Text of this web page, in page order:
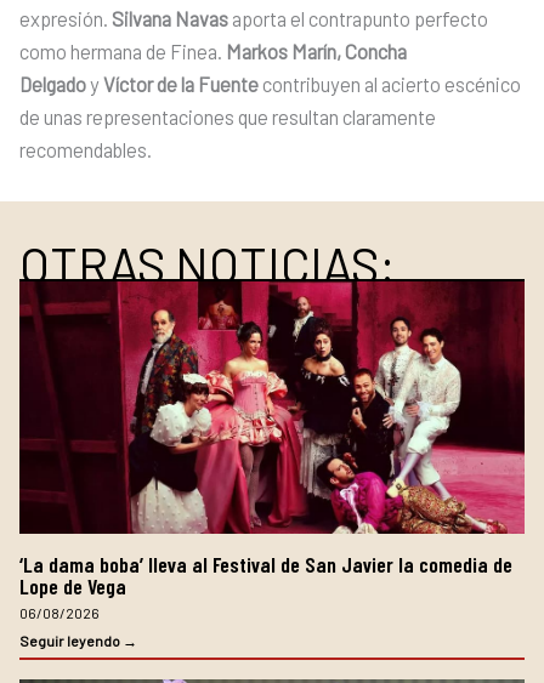
expresión. Silvana Navas aporta el contrapunto perfecto
como hermana de Finea. Markos Marín, Concha
DelgadoyVíctor de la Fuente contribuyen al acierto escénico
de unas representaciones que resultan claramente
recomendables.
OTRAS NOTICIAS:
‘La dama boba’ lleva al Festival de San Javier la comedia de
Lope de Vega
06/08/2026
Seguir leyendo →